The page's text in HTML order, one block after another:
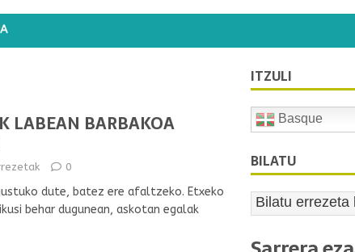
LABEAN BARBAKOA
0
dute, batez ere afaltzeko. Etxeko
behar dugunean, askotan egalak
ITZULI
Basque
BILATU